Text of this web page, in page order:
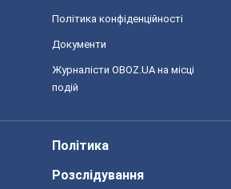
Політика конфіденційності
Документи
Журналісти OBOZ.UA на місці
подій
Політика
Розслідування